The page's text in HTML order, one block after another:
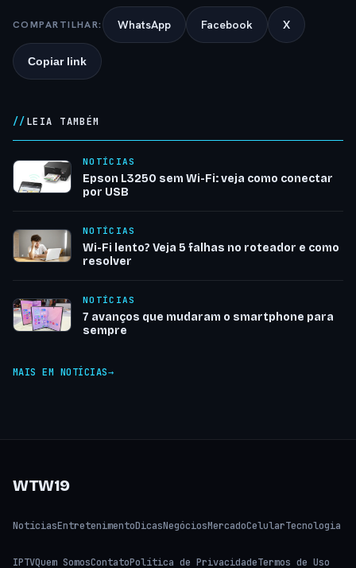
COMPARTILHAR: WhatsApp Facebook X
Copiar link
LEIA TAMBÉM
NOTÍCIAS
Epson L3250 sem Wi-Fi: veja como conectar
por USB
NOTÍCIAS
Wi-Fi lento? Veja 5 falhas no roteador e como
resolver
NOTÍCIAS
7 avanços que mudaram o smartphone para
sempre
MAIS EM NOTÍCIAS
WTW19
NotíciasEntretenimentoDicasNegóciosMercadoCelularTecnologia
IPTVQuem SomosContatoPolítica de PrivacidadeTermos de Uso